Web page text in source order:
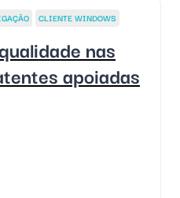
CLIENTE WINDOWS
nas
apoiadas